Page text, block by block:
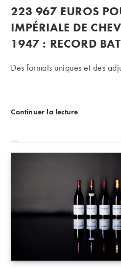
la
publication :
publiée :
223 967 EUROS
IMPÉRIALE DE
1947 : RECORD
Des formats uniques et des
Continuer la lecture223 967 euros